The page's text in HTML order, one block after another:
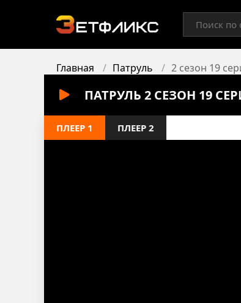
Главная Патруль 2 сезон 19
ПАТРУЛЬ 2 СЕЗОН 19
ПЛЕЕР 1 ПЛЕЕР 2